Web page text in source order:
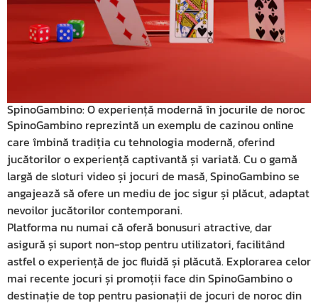
SpinoGambino: O experiență modernă în jocurile de noroc
SpinoGambino reprezintă un exemplu de cazinou online
care îmbină tradiția cu tehnologia modernă, oferind
jucătorilor o experiență captivantă și variată. Cu o gamă
largă de sloturi video și jocuri de masă, SpinoGambino se
angajează să ofere un mediu de joc sigur și plăcut, adaptat
nevoilor jucătorilor contemporani.
Platforma nu numai că oferă bonusuri atractive, dar
asigură și suport non-stop pentru utilizatori, facilitând
astfel o experiență de joc fluidă și plăcută. Explorarea celor
mai recente jocuri și promoții face din SpinoGambino o
destinație de top pentru pasionații de jocuri de noroc din